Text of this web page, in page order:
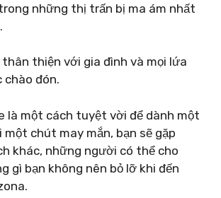
những thị trấn bị ma ám nhất
thiện với gia đình và mọi lứa
chào đón.
là một cách tuyệt vời để dành một
một chút may mắn, bạn sẽ gặp
khác, những người có thể cho
gì bạn không nên bỏ lỡ khi đến